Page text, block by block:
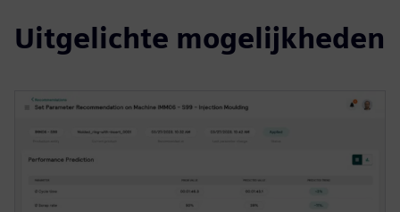
Uitgelichte mogelijkheden